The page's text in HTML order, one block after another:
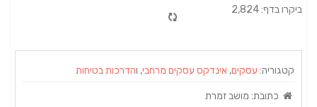
ביקרו בדף: 2,824
קטגוריה: עסקים, אינדקס עסקים מרחבי, והדרכות בטיחות
כתובת: מושב זמרת